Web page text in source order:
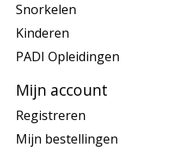
Snorkelen
Kinderen
PADI Opleidingen
Mijn account
Registreren
Mijn bestellingen